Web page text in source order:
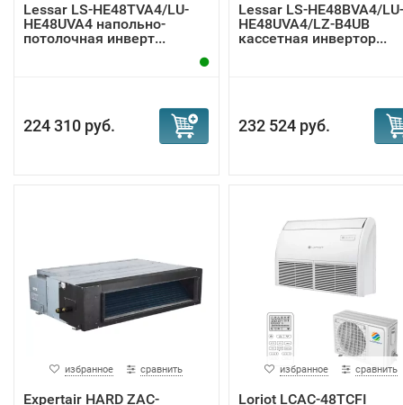
Lessar LS-HE48TVA4/LU-
HE48UVA4 напольно-
потолочная инверт...
224 310 руб.
Lessar LS-HE48BVA4/LU-
HE48UVA4/LZ-B4UB
кассетная инвертор...
232 524 руб.
избранное сравнить
Expertair HARD ZAC-
избранное сравнить
Loriot LCAC-48TCFI